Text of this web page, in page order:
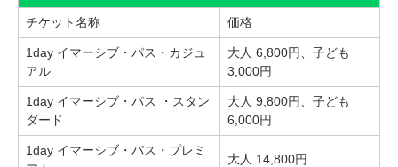
チケット名称 価格
1day イマーシブ・パス・カジュ
アル
大人 6,800円、子ども
3,000円
1day イマーシブ・パス ・スタン
ダード
大人 9,800円、子ども
6,000円
1day イマーシブ・パス・プレミ
大人 14,800円